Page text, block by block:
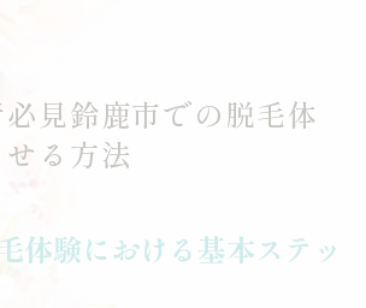
見鈴鹿市での脱毛体
る方法
体験における基本ステッ